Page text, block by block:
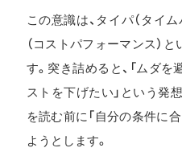
この意識は、タイパ（タイ
（コストパフォーマンス）
す。突き詰めると、「ムダを
ストを下げたい」という発
を読む前に「自分の条件に
ようとします。